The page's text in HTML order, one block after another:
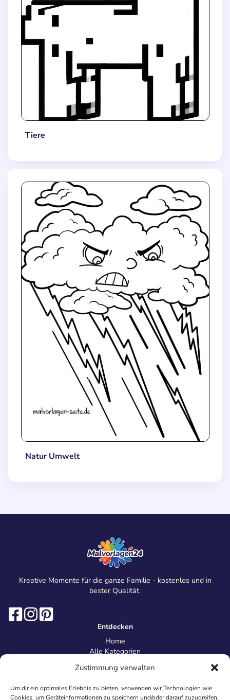
Zustimmung verwalten
Um dir ein optimales Erlebnis zu bieten, verwenden wir Technologien wie
Cookies, um Geräteinformationen zu speichern und/oder darauf zuzugreifen.
Tiere
Natur Umwelt
Kreative Momente für die ganze Familie - kostenlos und in
bester Qualität.
Entdecken
Home
Alle Kategorien
Information
Über uns
Kontakt